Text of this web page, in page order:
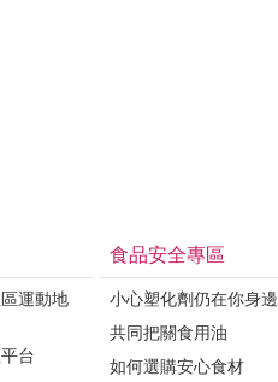
運動地
台
食品安全專區
小心塑化劑仍在你身邊
共同把關食用油
如何選購安心食材